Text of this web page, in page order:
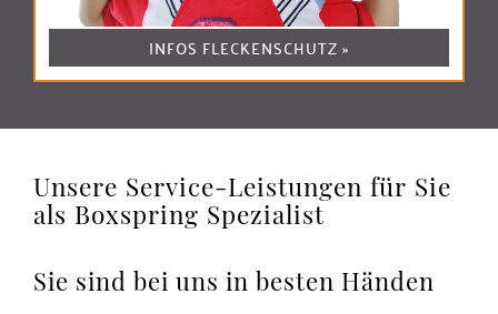
INFOS FLECKENSCHUTZ »
Unsere Service-Leistungen für Sie
als Boxspring Spezialist
Sie sind bei uns in besten Händen